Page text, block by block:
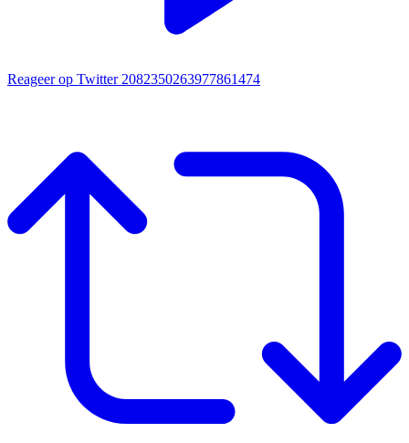
Reageer op Twitter 2082350263977861474